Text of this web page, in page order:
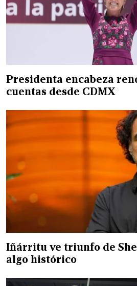
Presidenta encabeza
cuentas desde CDMX
Iñárritu ve triunfo de
algo histórico